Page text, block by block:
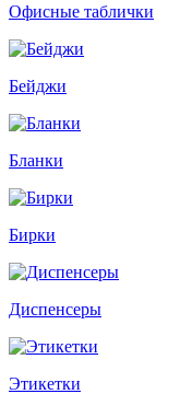
Офисные таблички
Бейджи
Бланки
Бирки
Диспенсеры
Этикетки